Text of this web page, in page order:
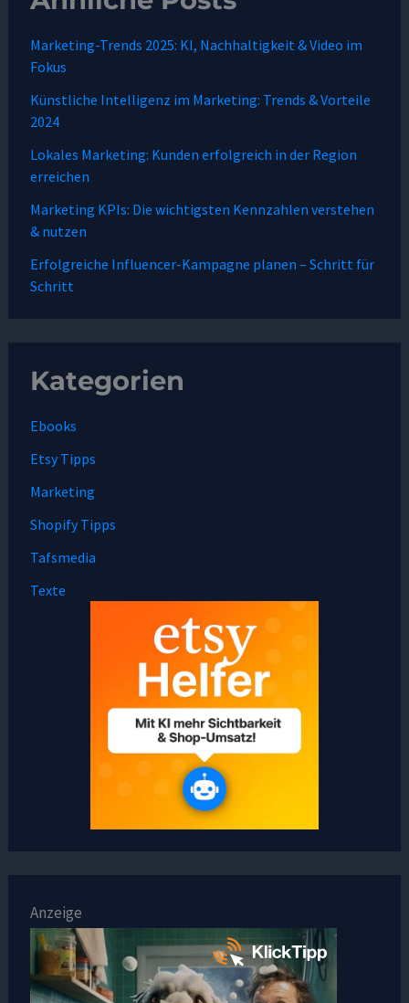
Marketing-Trends 2025: KI, Nachhaltigkeit & Video im
Fokus
Künstliche Intelligenz im Marketing: Trends & Vorteile
2024
Lokales Marketing: Kunden erfolgreich in der Region
erreichen
Marketing KPIs: Die wichtigsten Kennzahlen verstehen
& nutzen
Erfolgreiche Influencer-Kampagne planen – Schritt für
Schritt
Kategorien
Ebooks
Etsy Tipps
Marketing
Shopify Tipps
Tafsmedia
Texte
Anzeige